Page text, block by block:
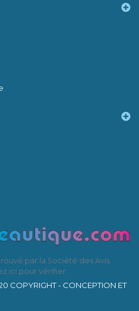
par la Société des Avis
ici pour vérifier
COPYRIGHT - CONCEPTION ET